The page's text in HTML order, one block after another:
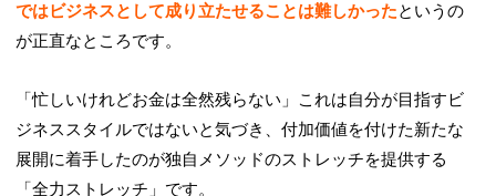
ではビジネスとして成り立たせることは難しかったというの
が正直なところです。
「忙しいけれどお金は全然残らない」これは自分が目指すビ
ジネススタイルではないと気づき、付加価値を付けた新たな
展開に着手したのが独自メソッドのストレッチを提供する
「全力ストレッチ」です。